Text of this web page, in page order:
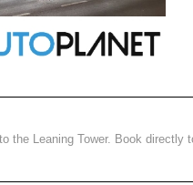
the Leaning Tower. Book directly